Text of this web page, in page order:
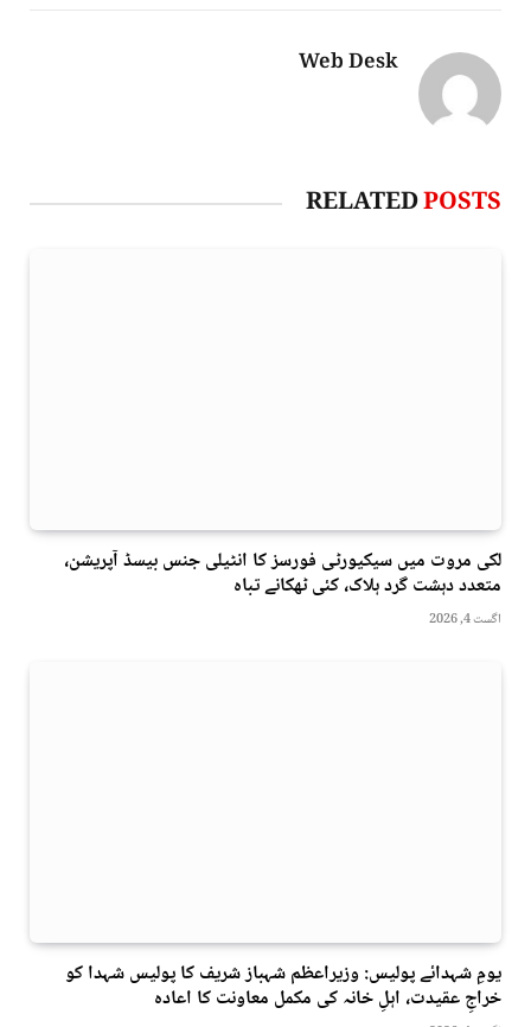
Web Desk
RELATEDPOSTS
لکی مروت میں سیکیورٹی فورسز کا انٹیلی جنس بیسڈ آپریشن،
متعدد دہشت گرد ہلاک، کئی ٹھکانے تباہ
اگست 4, 2026
یومِ شہدائے پولیس: وزیراعظم شہباز شریف کا پولیس شہدا کو
خراجِ عقیدت، اہلِ خانہ کی مکمل معاونت کا اعادہ